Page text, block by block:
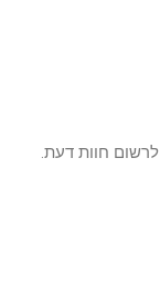
חוות דעת.